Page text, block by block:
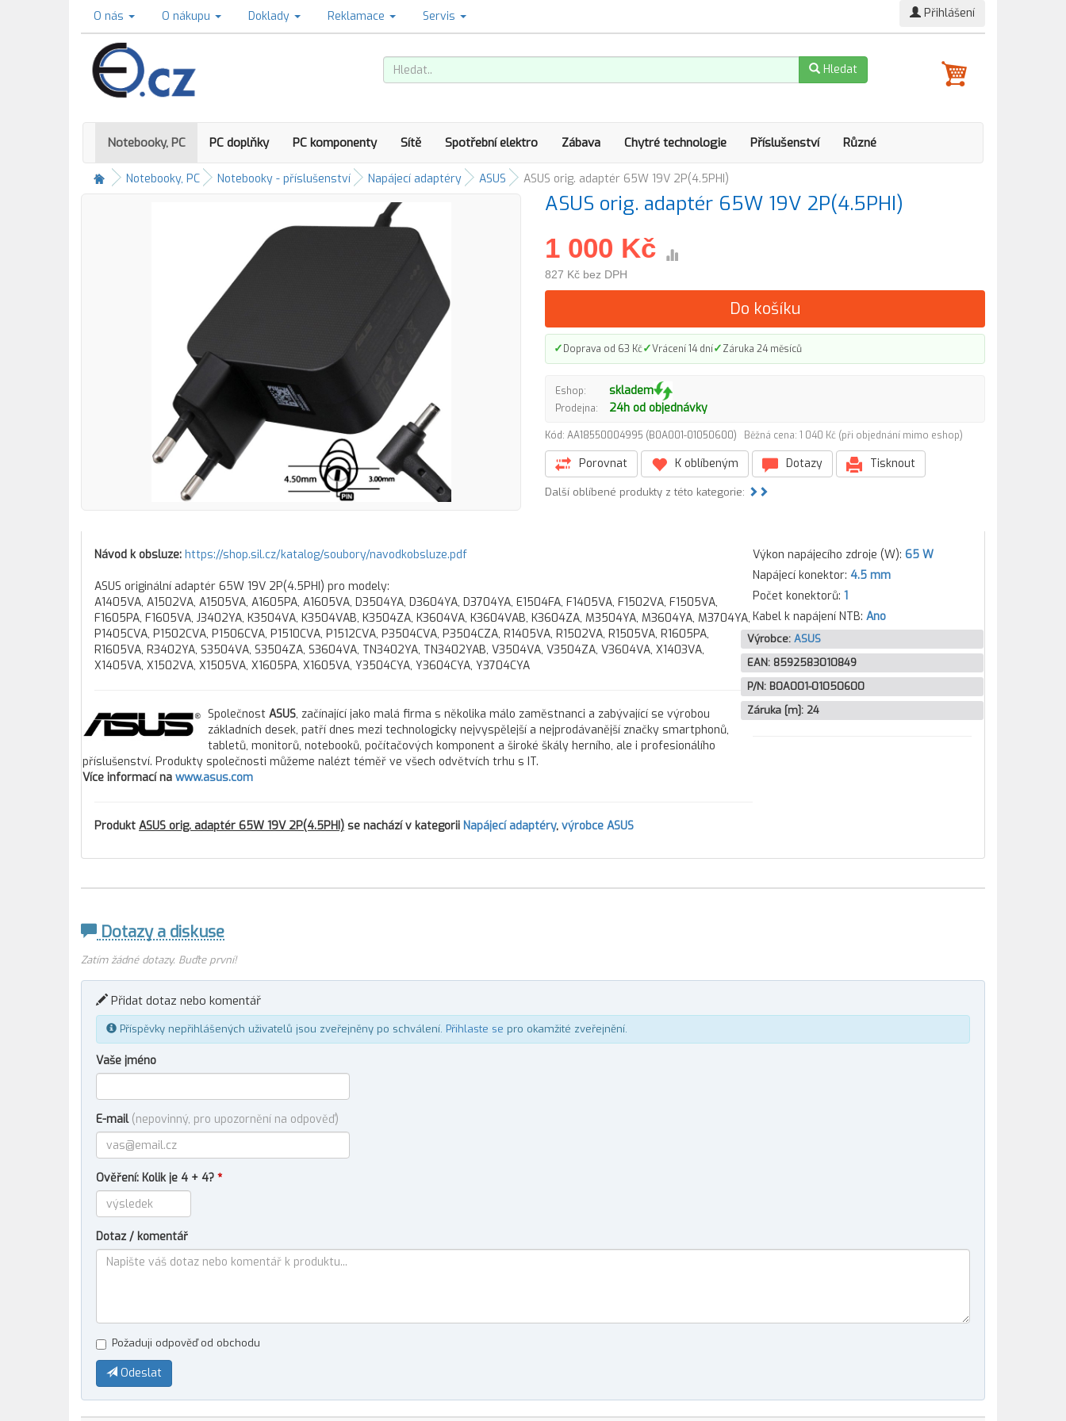
O nás O nákupu Doklady Reklamace Servis Přihlášení
Hledat
Notebooky, PC PC doplňky PC komponenty Sítě Spotřební elektro Zábava Chytré technologie Příslušenství Různé
Notebooky, PC Notebooky - příslušenství Napájecí adaptéry ASUS ASUS orig. adaptér 65W 19V 2P(4.5PHI)
ASUS orig. adaptér 65W 19V 2P(4.5PHI)
1 000 Kč
827 Kč bez DPH
Do košíku
✓Doprava od 63 Kč✓Vrácení 14 dní✓Záruka 24 měsíců
Eshop: skladem
Prodejna: 24h od objednávky
Kód: AA18550004995 (B0A001-01050600) Běžná cena: 1 040 Kč (při objednání mimo eshop)
Porovnat K oblíbeným Dotazy Tisknout
Další oblíbené produkty z této kategorie:
Návod k obsluze: https://shop.sil.cz/katalog/soubory/navodkobsluze.pdf
ASUS originální adaptér 65W 19V 2P(4.5PHI) pro modely:
A1405VA, A1502VA, A1505VA, A1605PA, A1605VA, D3504YA, D3604YA, D3704YA, E1504FA, F1405VA, F1502VA, F1505VA,
F1605PA, F1605VA, J3402YA, K3504VA, K3504VAB, K3504ZA, K3604VA, K3604VAB, K3604ZA, M3504YA, M3604YA, M3704YA,
P1405CVA, P1502CVA, P1506CVA, P1510CVA, P1512CVA, P3504CVA, P3504CZA, R1405VA, R1502VA, R1505VA, R1605PA,
R1605VA, R3402YA, S3504VA, S3504ZA, S3604VA, TN3402YA, TN3402YAB, V3504VA, V3504ZA, V3604VA, X1403VA,
X1405VA, X1502VA, X1505VA, X1605PA, X1605VA, Y3504CYA, Y3604CYA, Y3704CYA
Společnost ASUS, začínající jako malá firma s několika málo zaměstnanci a zabývající se výrobou
základních desek, patří dnes mezi technologicky nejvyspělejší a nejprodávanější značky smartphonů,
tabletů, monitorů, notebooků, počítačových komponent a široké škály herního, ale i profesionálího
příslušenství. Produkty společnosti můžeme nalézt téměř ve všech odvětvích trhu s IT.
Více informací na www.asus.com
Produkt ASUS orig. adaptér 65W 19V 2P(4.5PHI) se nachází v kategorii Napájecí adaptéry, výrobce ASUS
Výkon napájecího zdroje (W): 65 W
Napájecí konektor: 4.5 mm
Počet konektorů: 1
Kabel k napájení NTB: Ano
Výrobce: ASUS
EAN: 8592583010849
P/N: B0A001-01050600
Záruka [m]: 24
Dotazy a diskuse
Zatím žádné dotazy. Buďte první!
Přidat dotaz nebo komentář
Příspěvky nepřihlášených uživatelů jsou zveřejněny po schválení. Přihlaste se pro okamžité zveřejnění.
Vaše jméno
E-mail (nepovinný, pro upozornění na odpověď)
Ověření: Kolik je 4 + 4? *
Dotaz / komentář
Požaduji odpověď od obchodu
Odeslat